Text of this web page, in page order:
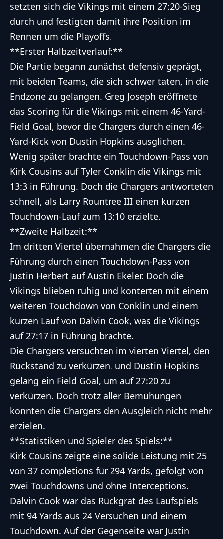
setzten sich die Vikings mit einem 27:20-Sieg
durch und festigten damit ihre Position im
Rennen um die Playoffs.
**Erster Halbzeitverlauf:**
Die Partie begann zunächst defensiv geprägt,
mit beiden Teams, die sich schwer taten, in die
Endzone zu gelangen. Greg Joseph eröffnete
das Scoring für die Vikings mit einem 46-Yard-
Field Goal, bevor die Chargers durch einen 46-
Yard-Kick von Dustin Hopkins ausglichen.
Wenig später brachte ein Touchdown-Pass von
Kirk Cousins auf Tyler Conklin die Vikings mit
13:3 in Führung. Doch die Chargers antworteten
schnell, als Larry Rountree III einen kurzen
Touchdown-Lauf zum 13:10 erzielte.
**Zweite Halbzeit:**
Im dritten Viertel übernahmen die Chargers die
Führung durch einen Touchdown-Pass von
Justin Herbert auf Austin Ekeler. Doch die
Vikings blieben ruhig und konterten mit einem
weiteren Touchdown von Conklin und einem
kurzen Lauf von Dalvin Cook, was die Vikings
auf 27:17 in Führung brachte.
Die Chargers versuchten im vierten Viertel, den
Rückstand zu verkürzen, und Dustin Hopkins
gelang ein Field Goal, um auf 27:20 zu
verkürzen. Doch trotz aller Bemühungen
konnten die Chargers den Ausgleich nicht mehr
erzielen.
**Statistiken und Spieler des Spiels:**
Kirk Cousins zeigte eine solide Leistung mit 25
von 37 completions für 294 Yards, gefolgt von
zwei Touchdowns und ohne Interceptions.
Dalvin Cook war das Rückgrat des Laufspiels
mit 94 Yards aus 24 Versuchen und einem
Touchdown. Auf der Gegenseite war Justin